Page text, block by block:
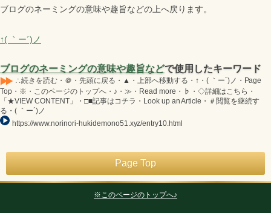
ブログのネーミングの意味や趣旨などの上へ戻ります。
↑( ｀ー´)ノ
ブログのネーミングの意味や趣旨などで使用したキーワード
∴続きを読む・＠・先頭に戻る・▲・上部へ移動する・↑・( ｀ー´)ノ・Page
Top・※・このページのトップへ・♪・≫・Read more・♭・◇詳細はこちら・
「★VIEW CONTENT」・□■記事はコチラ・Look up an Article・＃閲覧を継続す
る・( ｀ー´)ノ
https://www.norinori-hukidemono51.xyz/entry10.html
Page Top
※このページのトップへ♪